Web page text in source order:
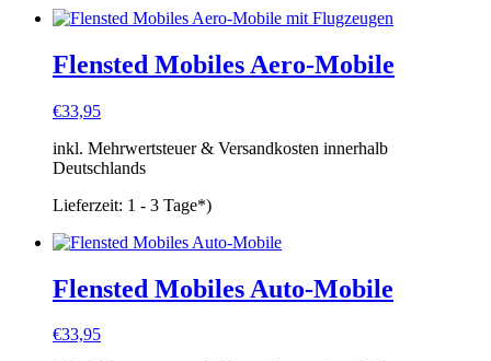
Flensted Mobiles Aero-Mobile
€33,95
inkl. Mehrwertsteuer & Versandkosten innerhalb
Deutschlands
Lieferzeit: 1 - 3 Tage*)
Flensted Mobiles Auto-Mobile
€33,95